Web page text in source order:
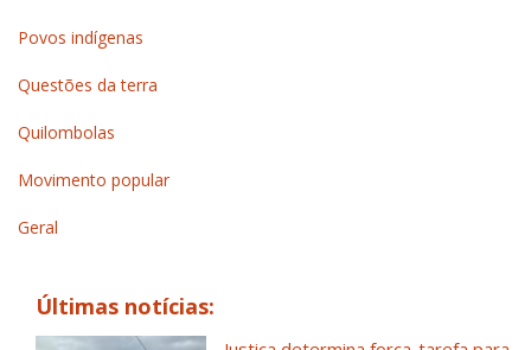
Povos indígenas
Questões da terra
Quilombolas
Movimento popular
Geral
Últimas notícias: